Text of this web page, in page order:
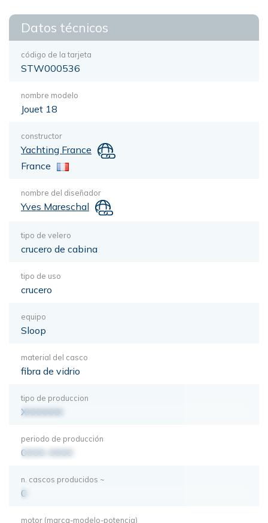
Datos técnicos
código de la tarjeta
STW000536
nombre modelo
Jouet 18
constructor
Yachting France
France
nombre del diseñador
Yves Mareschal
tipo de velero
crucero de cabina
tipo de uso
crucero
equipo
Sloop
material del casco
fibra de vidrio
tipo de produccion
XXXXXXX
periodo de producción
0000-0000
n. cascos producidos ~
0
motor (marca-modelo-potencia)